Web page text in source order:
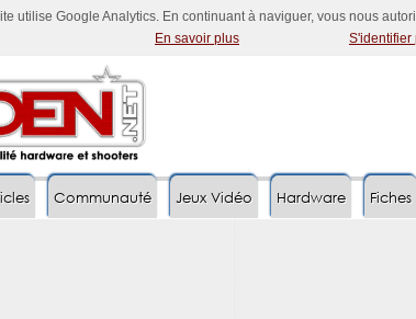
utilise Google Analytics. En continuant à naviguer, vous nous
En savoir plus
S'identifier
Communauté Jeux Vidéo Hardware Fiches